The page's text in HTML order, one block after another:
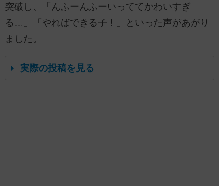
突破し、「んふーんふーいっててかわいすぎ
る…」「やればできる子！」といった声があがり
ました。
実際の投稿を見る